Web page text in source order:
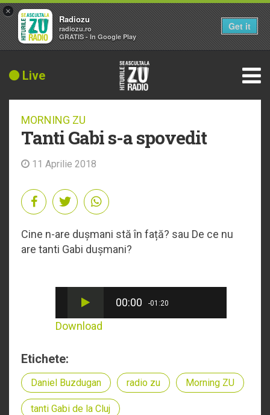
Live
MORNING ZU
Tanti Gabi s-a spovedit
11 Aprilie 2018
Cine n-are dușmani stă în față? sau De ce nu
are tanti Gabi dușmani?
00:00 -01:20
Download
Etichete:
Daniel Buzdugan radio zu Morning ZU
tanti Gabi de la Cluj
×
Radiozu
radiozu.ro
GRATIS - In Google Play
Get it